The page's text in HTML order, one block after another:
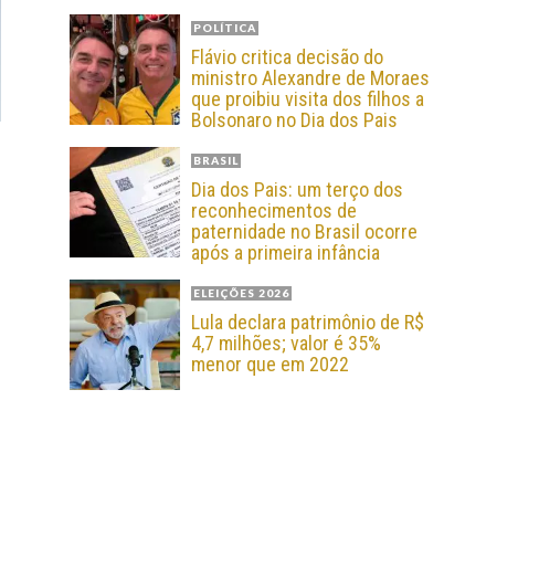
POLÍTICA
Flávio critica decisão do
ministro Alexandre de Moraes
que proibiu visita dos filhos a
Bolsonaro no Dia dos Pais
BRASIL
Dia dos Pais: um terço dos
reconhecimentos de
paternidade no Brasil ocorre
após a primeira infância
ELEIÇÕES 2026
Lula declara patrimônio de R$
4,7 milhões; valor é 35%
menor que em 2022